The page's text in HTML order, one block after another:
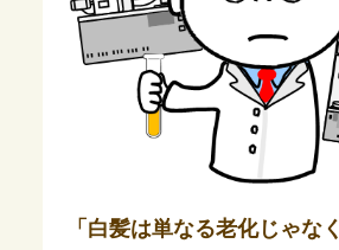
「白髪は単なる老化じゃなく